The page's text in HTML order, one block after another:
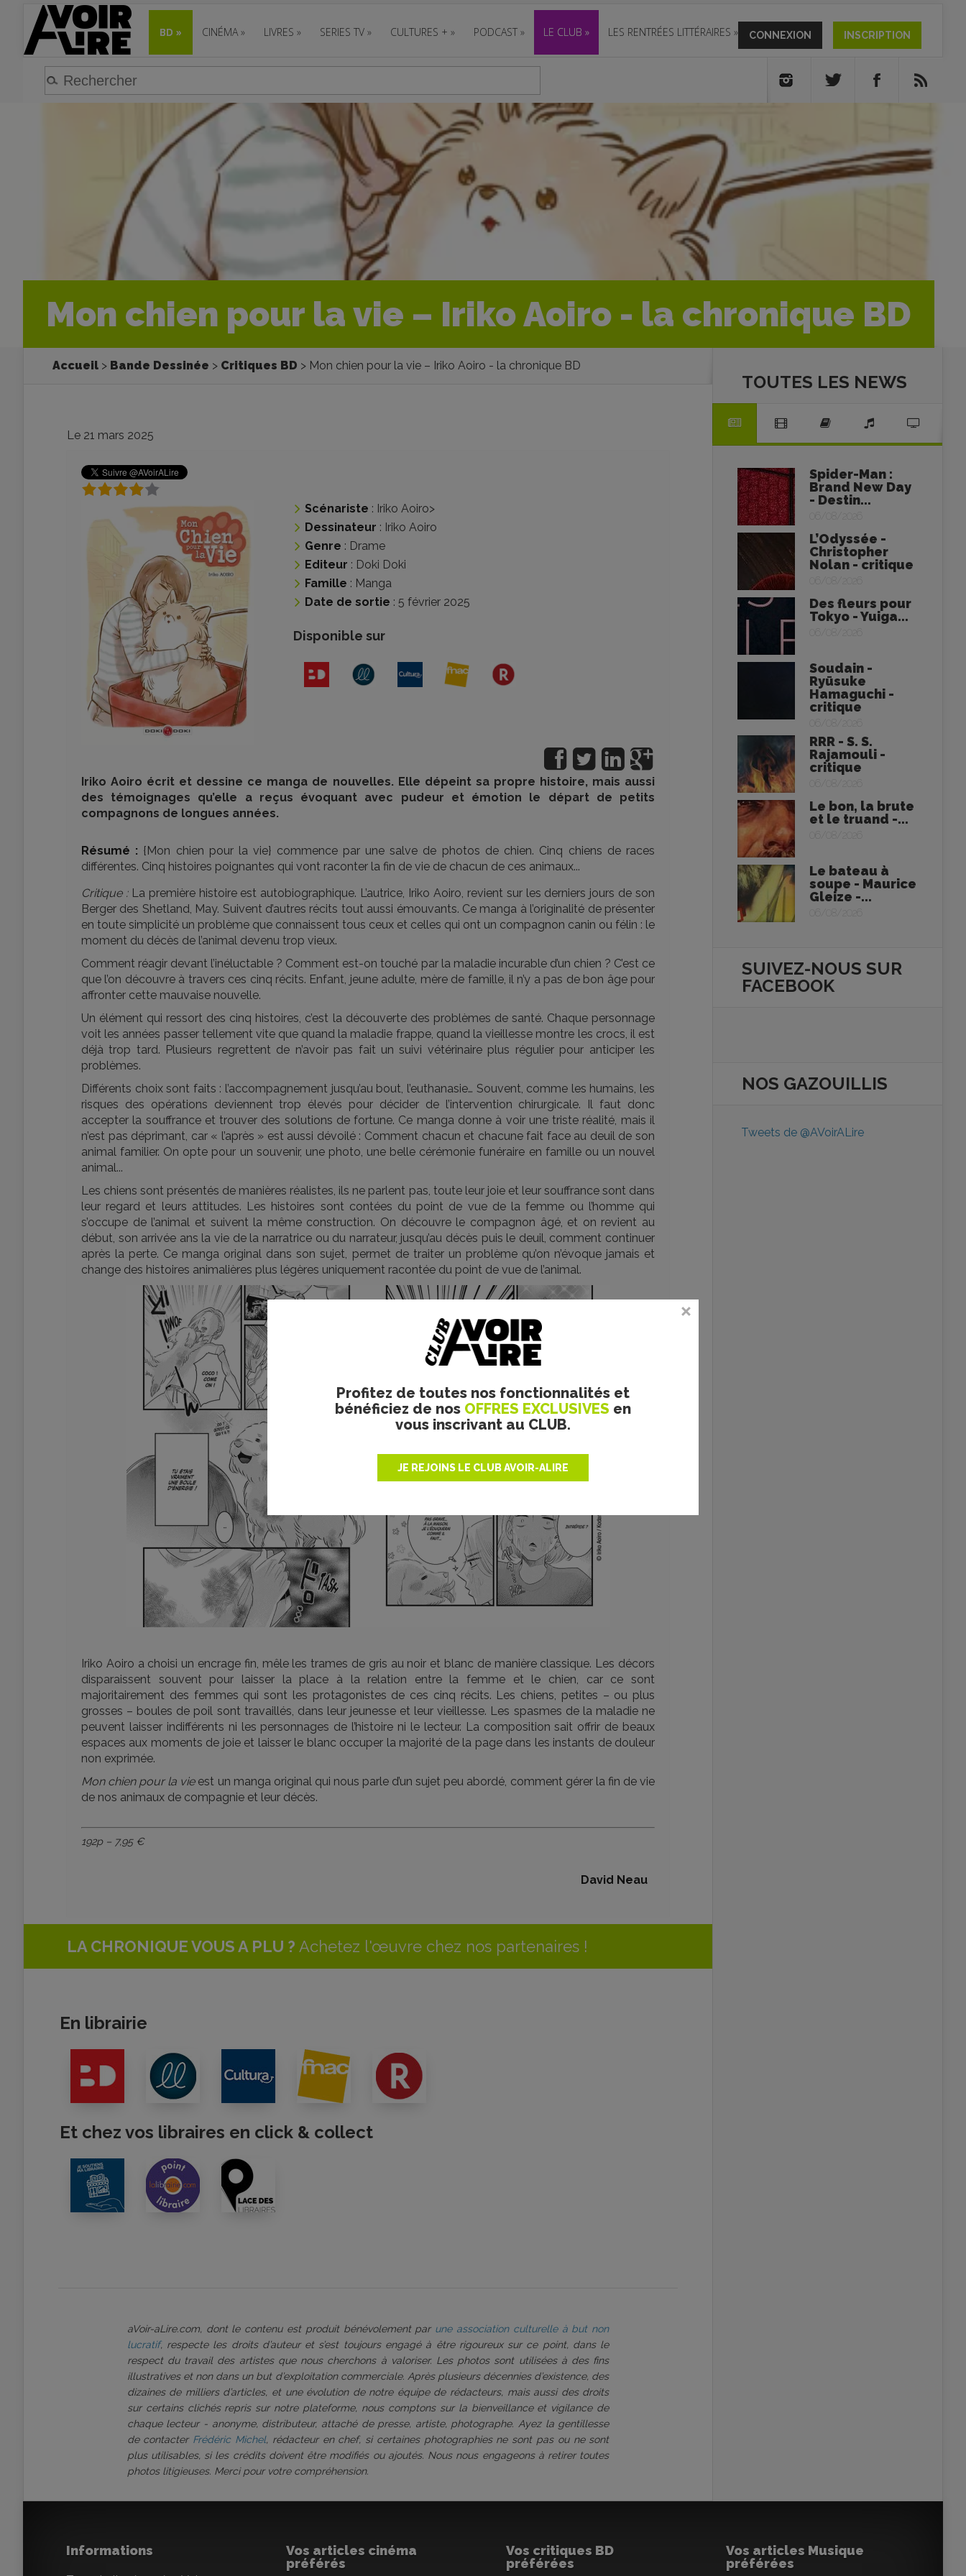
BD » CINÉMA » LIVRES » SERIES TV » CULTURES + » PODCAST » LE CLUB » LES RENTRÉES LITTÉRAIRES » CONNEXION INSCRIPTION
Profitez de toutes nos fonctionnalités et
bénéficiez de nos OFFRES EXCLUSIVES en
vous inscrivant au CLUB.
JE REJOINS LE CLUB AVOIR-ALIRE
Mon chien pour la vie – Iriko Aoiro - la chronique BD
Accueil Bande Dessinée Critiques BD Mon chien pour la vie – Iriko Aoiro - la chronique BD
Le 21 mars 2025
Scénariste : Iriko Aoiro>
Dessinateur : Iriko Aoiro
Genre : Drame
Editeur : Doki Doki
Famille : Manga
Date de sortie : 5 février 2025
Disponible sur
Iriko Aoiro écrit et dessine ce manga de nouvelles. Elle dépeint sa propre histoire, mais aussi
des témoignages qu’elle a reçus évoquant avec pudeur et émotion le départ de petits
compagnons de longues années.
Résumé : {Mon chien pour la vie} commence par une salve de photos de chien. Cinq chiens de races
différentes. Cinq histoires poignantes qui vont raconter la fin de vie de chacun de ces animaux...
Critique :La première histoire est autobiographique. L’autrice, Iriko Aoiro, revient sur les derniers jours de son
Berger des Shetland, May. Suivent d’autres récits tout aussi émouvants. Ce manga à l’originalité de présenter
en toute simplicité un problème que connaissent tous ceux et celles qui ont un compagnon canin ou félin : le
moment du décès de l’animal devenu trop vieux.
Comment réagir devant l’inéluctable ? Comment est-on touché par la maladie incurable d’un chien ? C’est ce
que l’on découvre à travers ces cinq récits. Enfant, jeune adulte, mère de famille, il n’y a pas de bon âge pour
affronter cette mauvaise nouvelle.
Un élément qui ressort des cinq histoires, c’est la découverte des problèmes de santé. Chaque personnage
voit les années passer tellement vite que quand la maladie frappe, quand la vieillesse montre les crocs, il est
déjà trop tard. Plusieurs regrettent de n’avoir pas fait un suivi vétérinaire plus régulier pour anticiper les
problèmes.
Différents choix sont faits : l’accompagnement jusqu’au bout, l’euthanasie… Souvent, comme les humains, les
risques des opérations deviennent trop élevés pour décider de l’intervention chirurgicale. Il faut donc
accepter la souffrance et trouver des solutions de fortune. Ce manga donne à voir une triste réalité, mais il
n’est pas déprimant, car « l’après » est aussi dévoilé : Comment chacun et chacune fait face au deuil de son
animal familier. On opte pour un souvenir, une photo, une belle cérémonie funéraire en famille ou un nouvel
animal...
Les chiens sont présentés de manières réalistes, ils ne parlent pas, toute leur joie et leur souffrance sont dans
leur regard et leurs attitudes. Les histoires sont contées du point de vue de la femme ou l’homme qui
s’occupe de l’animal et suivent la même construction. On découvre le compagnon âgé, et on revient au
début, son arrivée ans la vie de la narratrice ou du narrateur, jusqu’au décès puis le deuil, comment continuer
après la perte. Ce manga original dans son sujet, permet de traiter un problème qu’on n’évoque jamais et
change des histoires animalières plus légères uniquement racontée du point de vue de l’animal.
Iriko Aoiro a choisi un encrage fin, mêle les trames de gris au noir et blanc de manière classique. Les décors
disparaissent souvent pour laisser la place à la relation entre la femme et le chien, car ce sont
majoritairement des femmes qui sont les protagonistes de ces cinq récits. Les chiens, petites – ou plus
grosses – boules de poil sont travaillés, dans leur jeunesse et leur vieillesse. Les spasmes de la maladie ne
peuvent laisser indifférents ni les personnages de l’histoire ni le lecteur. La composition sait offrir de beaux
espaces aux moments de joie et laisser le blanc occuper la majorité de la page dans les instants de douleur
non exprimée.
Mon chien pour la vieest un manga original qui nous parle d’un sujet peu abordé, comment gérer la fin de vie
de nos animaux de compagnie et leur décès.
192p – 7,95 €
David Neau
LA CHRONIQUE VOUS A PLU ? Achetez l'œuvre chez nos partenaires !
En librairie
Et chez vos libraires en click & collect
aVoir-aLire.com, dont le contenu est produit bénévolement par une association culturelle à but non
lucratif, respecte les droits d’auteur et s’est toujours engagé à être rigoureux sur ce point, dans le
respect du travail des artistes que nous cherchons à valoriser. Les photos sont utilisées à des fins
illustratives et non dans un but d’exploitation commerciale. Après plusieurs décennies d’existence, des
dizaines de milliers d’articles, et une évolution de notre équipe de rédacteurs, mais aussi des droits
sur certains clichés repris sur notre plateforme, nous comptons sur la bienveillance et vigilance de
chaque lecteur - anonyme, distributeur, attaché de presse, artiste, photographe. Ayez la gentillesse
de contacter Frédéric Michel, rédacteur en chef, si certaines photographies ne sont pas ou ne sont
plus utilisables, si les crédits doivent être modifiés ou ajoutés. Nous nous engageons à retirer toutes
photos litigieuses. Merci pour votre compréhension.
TOUTES LES NEWS
Spider-Man :
Brand New Day
- Destin...
06/08/2026
L’Odyssée -
Christopher
Nolan - critique
06/08/2026
Des fleurs pour
Tokyo - Yuiga...
06/08/2026
Soudain -
Ryūsuke
Hamaguchi -
critique
06/08/2026
RRR - S. S.
Rajamouli -
critique
06/08/2026
Le bon, la brute
et le truand -...
06/08/2026
Le bateau à
soupe - Maurice
Gleize -...
06/08/2026
SUIVEZ-NOUS SUR
FACEBOOK
NOS GAZOUILLIS
Tweets de @AVoirALire
Informations
Vos articles cinéma
préférés
Vos critiques BD
préférées
Vos articles Musique
préférées